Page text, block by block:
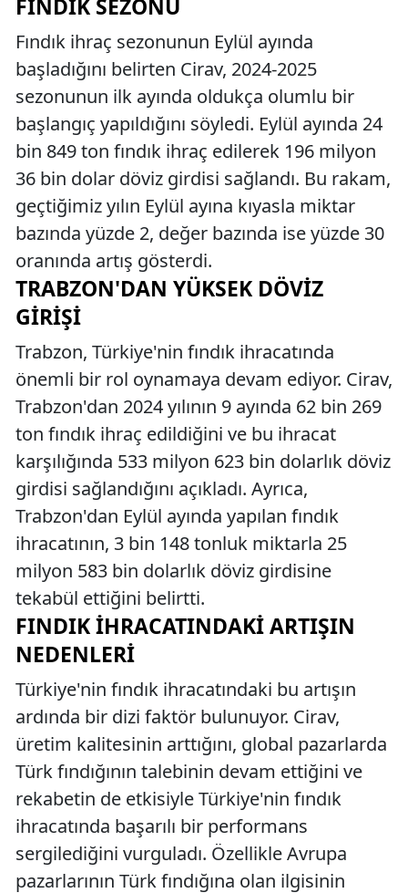
FINDIK SEZONU
Fındık ihraç sezonunun Eylül ayında
başladığını belirten Cirav, 2024-2025
sezonunun ilk ayında oldukça olumlu bir
başlangıç yapıldığını söyledi. Eylül ayında 24
bin 849 ton fındık ihraç edilerek 196 milyon
36 bin dolar döviz girdisi sağlandı. Bu rakam,
geçtiğimiz yılın Eylül ayına kıyasla miktar
bazında yüzde 2, değer bazında ise yüzde 30
oranında artış gösterdi.
TRABZON'DAN YÜKSEK DÖVIZ
GIRIŞI
Trabzon, Türkiye'nin fındık ihracatında
önemli bir rol oynamaya devam ediyor. Cirav,
Trabzon'dan 2024 yılının 9 ayında 62 bin 269
ton fındık ihraç edildiğini ve bu ihracat
karşılığında 533 milyon 623 bin dolarlık döviz
girdisi sağlandığını açıkladı. Ayrıca,
Trabzon'dan Eylül ayında yapılan fındık
ihracatının, 3 bin 148 tonluk miktarla 25
milyon 583 bin dolarlık döviz girdisine
tekabül ettiğini belirtti.
FINDIK İHRACATINDAKI ARTIŞIN
NEDENLERI
Türkiye'nin fındık ihracatındaki bu artışın
ardında bir dizi faktör bulunuyor. Cirav,
üretim kalitesinin arttığını, global pazarlarda
Türk fındığının talebinin devam ettiğini ve
rekabetin de etkisiyle Türkiye'nin fındık
ihracatında başarılı bir performans
sergilediğini vurguladı. Özellikle Avrupa
pazarlarının Türk fındığına olan ilgisinin